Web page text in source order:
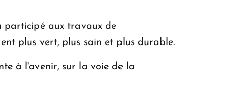
participé aux travaux de
plus vert, plus sain et plus durable.
à l'avenir, sur la voie de la